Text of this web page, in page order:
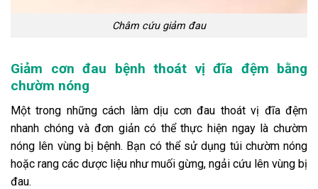
Châm cứu giảm đau
Giảm cơn đau bệnh thoát vị đĩa đệm bằng
chườm nóng
Một trong những cách làm dịu cơn đau thoát vị đĩa đệm
nhanh chóng và đơn giản có thể thực hiện ngay là chườm
nóng lên vùng bị bệnh. Bạn có thể sử dụng túi chườm nóng
hoặc rang các dược liệu như muối gừng, ngải cứu lên vùng bị
đau.